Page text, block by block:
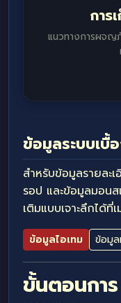
การ
แนวทางการผจญ
ข้อมูลระบบเบื้
สำหรับข้อมูลรายละ
รอป และข้อมูลมอนส
เติมแบบเจาะลึกได้
ข้อมูลไอเทม ข้อมู
ขั้นตอนกา